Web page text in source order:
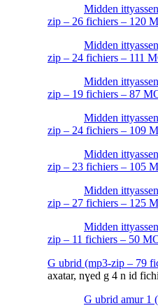
Midden
zip – 26 fichiers – 120
Midden
zip – 24 fichiers – 111
Midden
zip – 19 fichiers – 87
Midden
zip – 24 fichiers – 109
Midden
zip – 23 fichiers – 105
Midden
zip – 27 fichiers – 125
Midden
zip – 11 fichiers – 50
G ubrid (mp3-zip – 79
axatar, nɣed g 4 n id
G ubrid amur 1